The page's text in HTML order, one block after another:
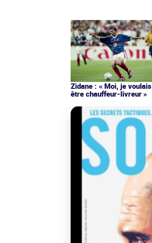
Zidane : « Moi, je voulais
être chauffeur-livreur »